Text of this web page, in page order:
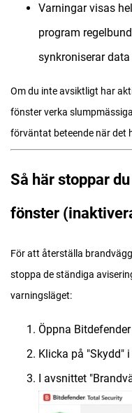
Varningar visas
program
synkroniserar
Om du inte avsiktligt har
fönster verka
förväntat beteende när det
Så här stoppar
fönster
För att återställa
stoppa de ständiga
varningsläget:
Öppna
Klicka på "Skydd"
I avsnittet